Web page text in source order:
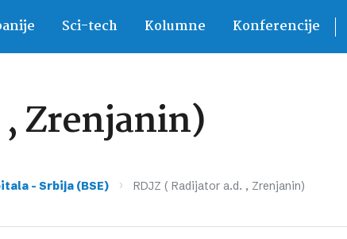
Sci-tech Kolumne Konferencije
, Zrenjanin)
– Srbija (BSE) › RDJZ ( Radijator a.d. , Zrenjanin)